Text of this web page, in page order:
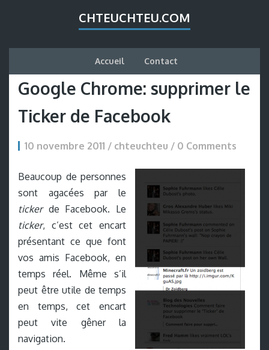
CHTEUCHTEU.COM
Accueil Contact
Google Chrome: supprimer le
Ticker de Facebook
10 novembre 2011 / chteuchteu / 0 Comments
Beaucoup de personnes
sont agacées par le
tickerde Facebook. Le
ticker, c’est cet encart
présentant ce que font
vos amis Facebook, en
temps réel. Même s’il
peut être utile de temps
en temps, cet encart
peut vite gêner la
navigation.